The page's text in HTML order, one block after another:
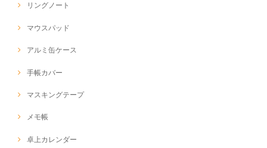
リングノート
マウスパッド
アルミ缶ケース
手帳カバー
マスキングテープ
メモ帳
卓上カレンダー